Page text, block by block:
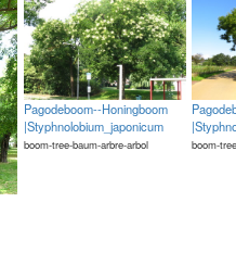
Pagodeboom--Honingboom
|Styphnolobium_japonicum
boom-tree-baum-arbre-arbol boom-